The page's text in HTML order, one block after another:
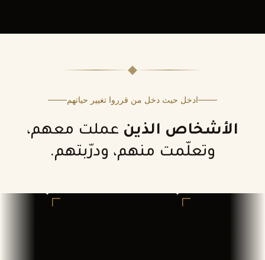
ادخل حيث دخل من قرروا تغيير حياتهم
الأشخاص الذين عملت معهم،
وتعلّمت منهم، ودرّبتهم.